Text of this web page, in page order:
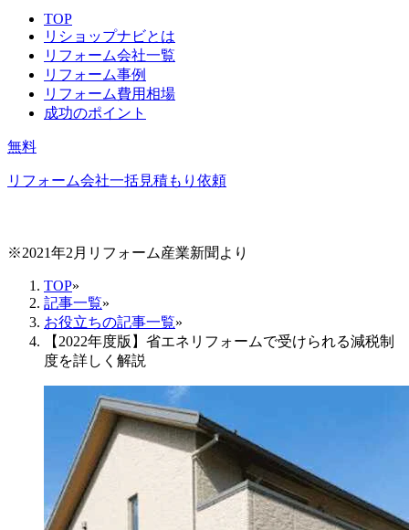
TOP
リショップナビとは
リフォーム会社一覧
リフォーム事例
リフォーム費用相場
成功のポイント
無料
リフォーム会社一括見積もり依頼
※2021年2月リフォーム産業新聞より
TOP»
記事一覧»
お役立ちの記事一覧»
【2022年度版】省エネリフォームで受けられる減税制
度を詳しく解説